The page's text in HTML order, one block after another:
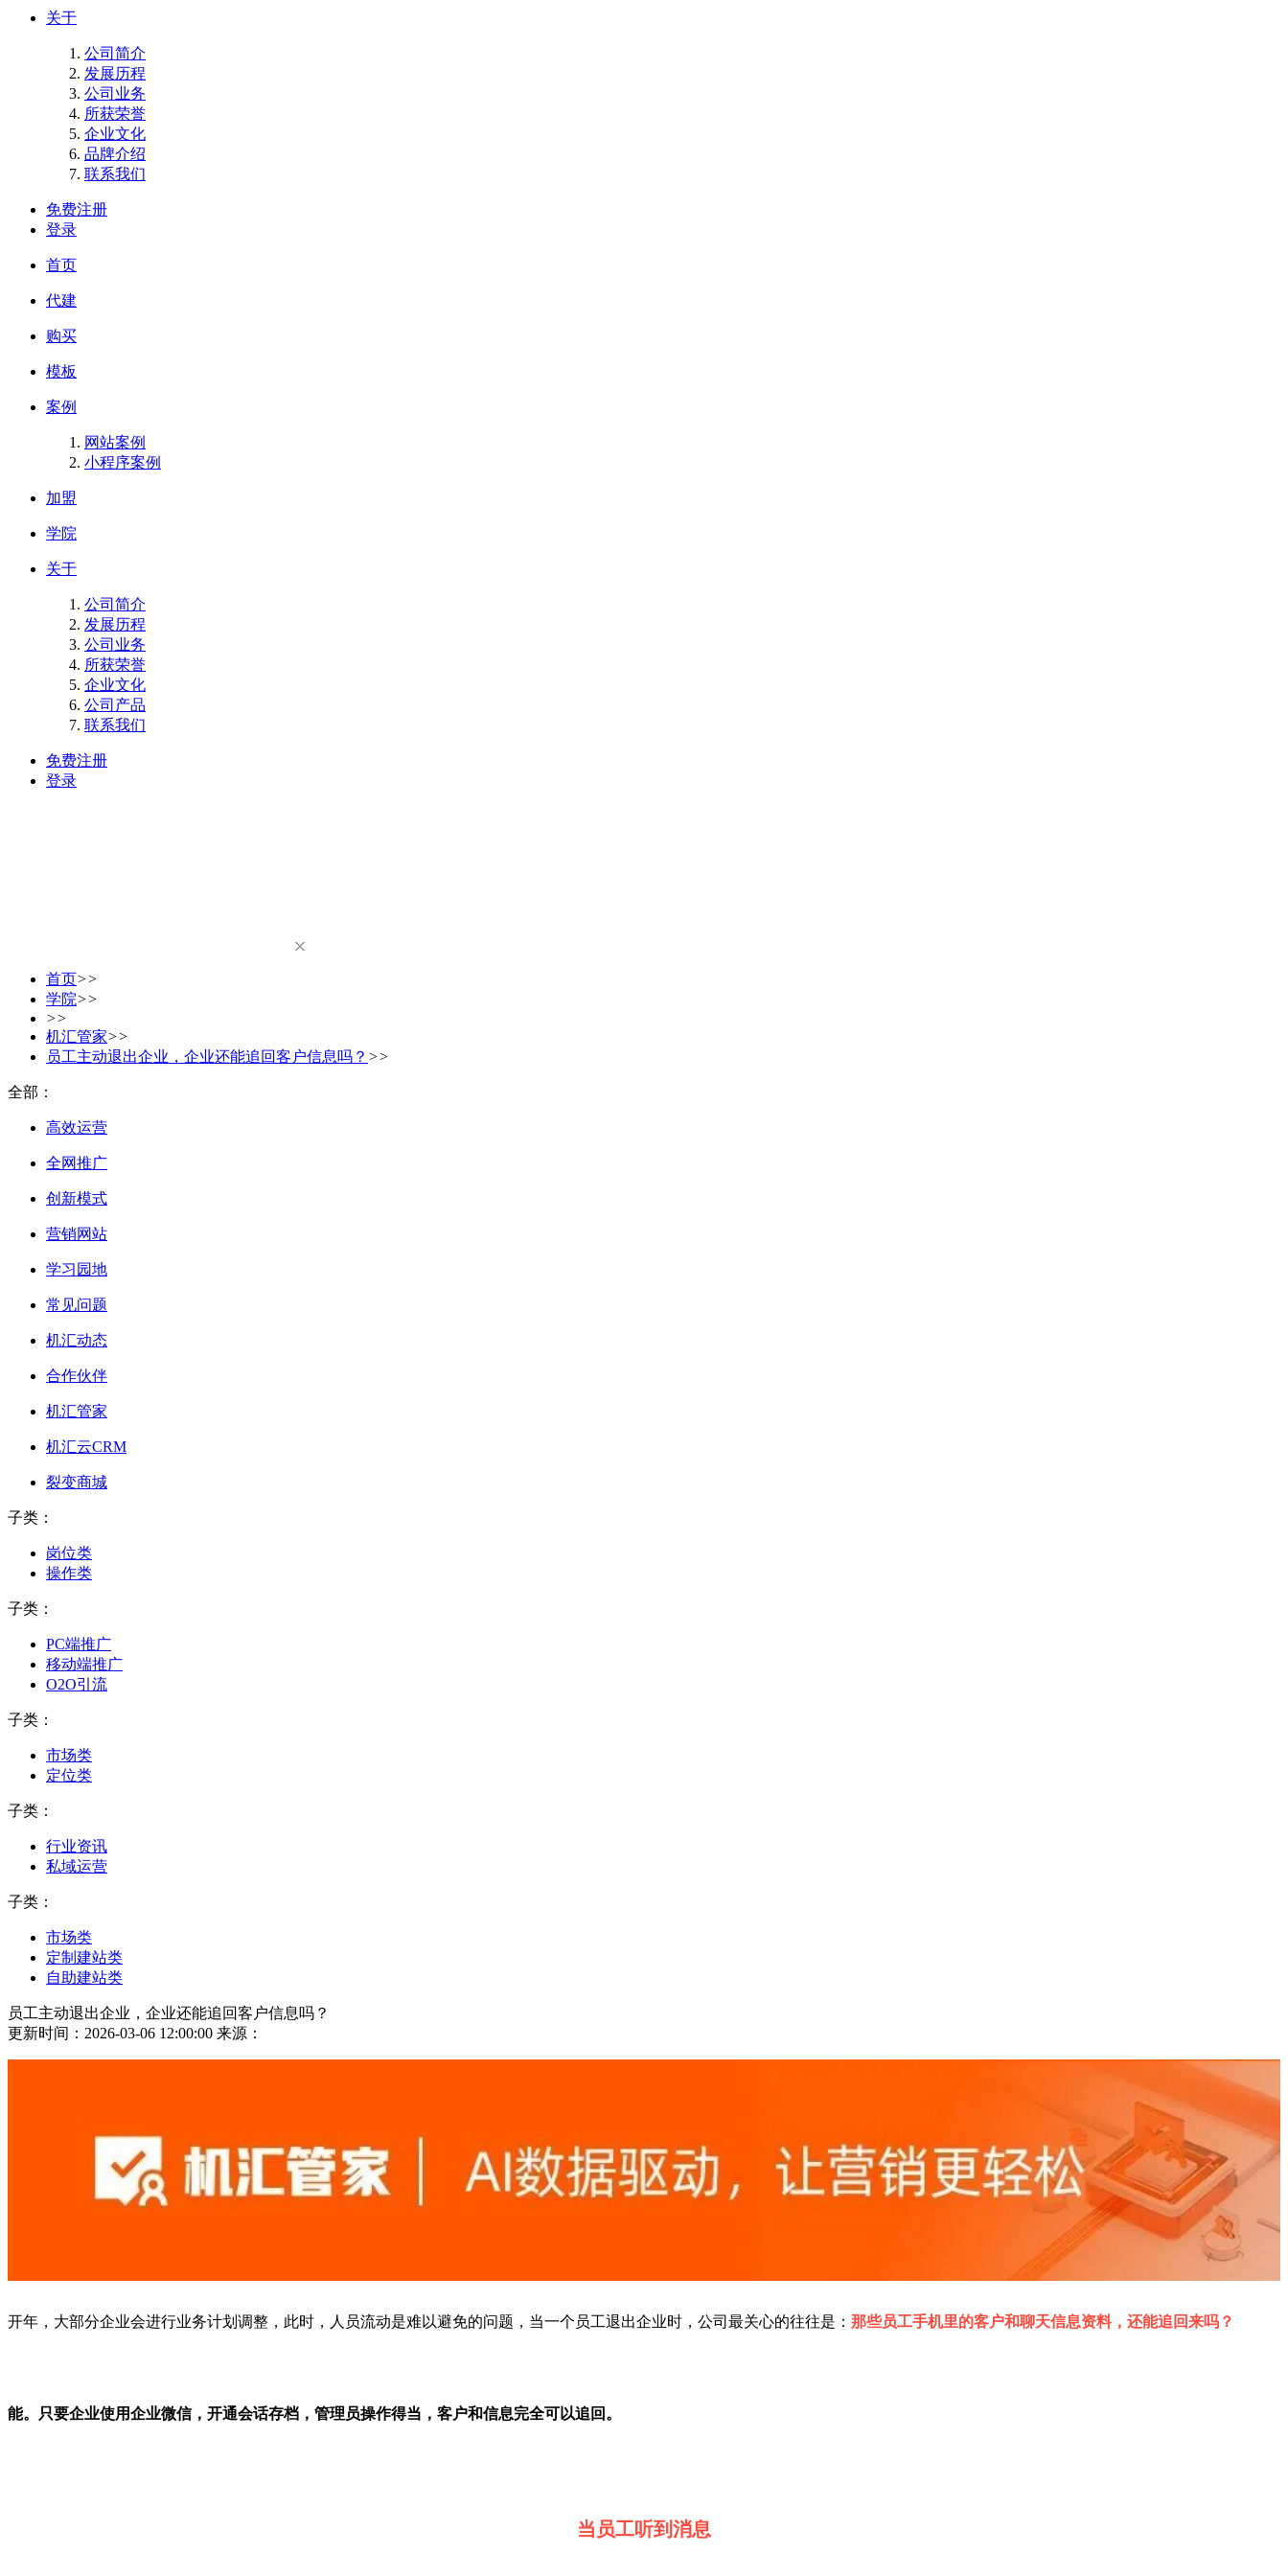
关于
公司简介
发展历程
公司业务
所获荣誉
企业文化
品牌介绍
联系我们
免费注册
登录
首页
代建
购买
模板
案例
网站案例
小程序案例
加盟
学院
关于
公司简介
发展历程
公司业务
所获荣誉
企业文化
公司产品
联系我们
免费注册
登录
首页>>
学院>>
>>
机汇管家>>
员工主动退出企业，企业还能追回客户信息吗？ >>
全部：
高效运营
全网推广
创新模式
营销网站
学习园地
常见问题
机汇动态
合作伙伴
机汇管家
机汇云CRM
裂变商城
子类：
岗位类
操作类
子类：
PC端推广
移动端推广
O2O引流
子类：
市场类
定位类
子类：
行业资讯
私域运营
子类：
市场类
定制建站类
自助建站类
员工主动退出企业，企业还能追回客户信息吗？
更新时间：2026-03-06 12:00:00 来源：
开年，大部分企业会进行业务计划调整，此时，人员流动是难以避免的问题，当一个员工退出企业时，公司最关心的往往是： 那些员工手机里的客户和聊天信息资料，还能追回来吗？
能。只要企业使用企业微信，开通会话存档，管理员操作得当，客户和信息完全可以追回。
当员工听到消息